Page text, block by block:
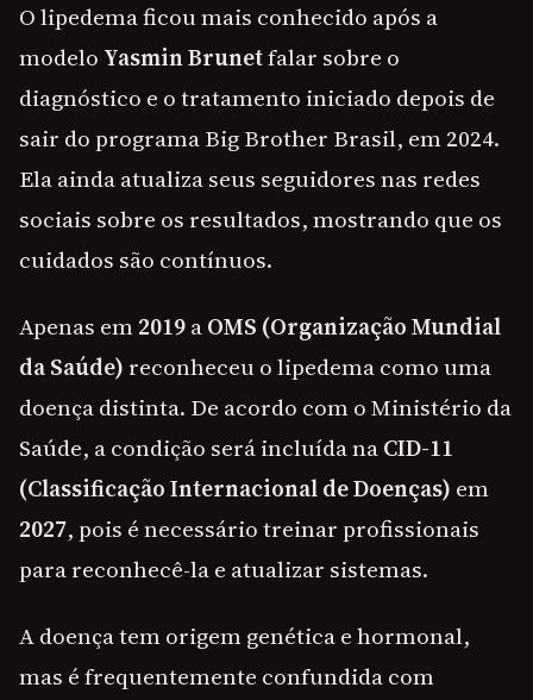
O lipedema ficou mais conhecido após a
modelo Yasmin Brunetfalar sobre o
diagnóstico e o tratamento iniciado depois de
sair do programa Big Brother Brasil, em 2024.
Ela ainda atualiza seus seguidores nas redes
sociais sobre os resultados, mostrando que os
cuidados são contínuos.
Apenas em2019aOMS (Organização Mundial
da Saúde) reconheceu o lipedema como uma
doença distinta. De acordo com o Ministério da
Saúde, a condição será incluída naCID-11
(Classificação Internacional de Doenças) em
2027, pois é necessário treinar profissionais
para reconhecê-la e atualizar sistemas.
A doença tem origem genética e hormonal,
mas é frequentemente confundida com